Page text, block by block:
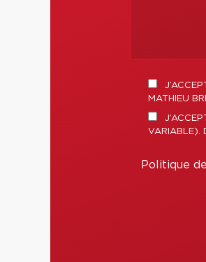
MATHIEU
VARIABLE).
Politique